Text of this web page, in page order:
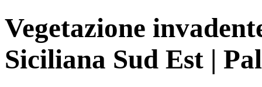
Vegetazione
Siciliana Sud Est |